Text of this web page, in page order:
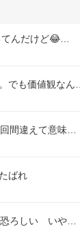
んだけど😂…
でも価値観なん…
間違えて意味…
ばれ
ろしい　いや…